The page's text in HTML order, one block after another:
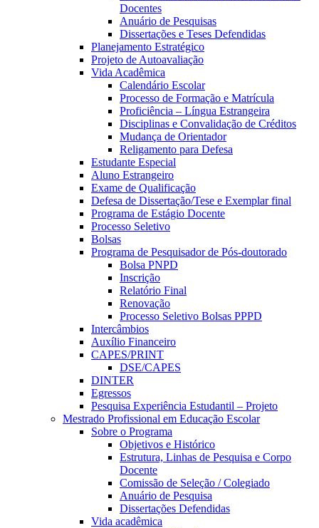
Docentes
Anuário de Pesquisas
Dissertações e Teses Defendidas
Planejamento Estratégico
Projeto de Autoavaliação
Vida Acadêmica
Calendário Escolar
Processo de Formação e Matrícula
Proficiência – Língua Estrangeira
Disciplinas e Convalidação de Créditos
Mudança de Orientador
Religamento para Defesa
Estudante Especial
Aluno Estrangeiro
Exame de Qualificação
Defesa de Dissertação/Tese e Exemplar final
Programa de Estágio Docente
Processo Seletivo
Bolsas
Programa de Pesquisador de Pós-doutorado
Bolsa PNPD
Inscrição
Relatório Final
Renovação
Processo Seletivo Bolsas PPPD
Intercâmbios
Auxílio Financeiro
CAPES/PRINT
DSE/CAPES
DINTER
Egressos
Pesquisa Experiência Estudantil – Projeto
Mestrado Profissional em Educação Escolar
Sobre o Programa
Objetivos e Histórico
Estrutura, Linhas de Pesquisa e Corpo
Docente
Comissão de Seleção / Colegiado
Anuário de Pesquisa
Dissertações Defendidas
Vida acadêmica